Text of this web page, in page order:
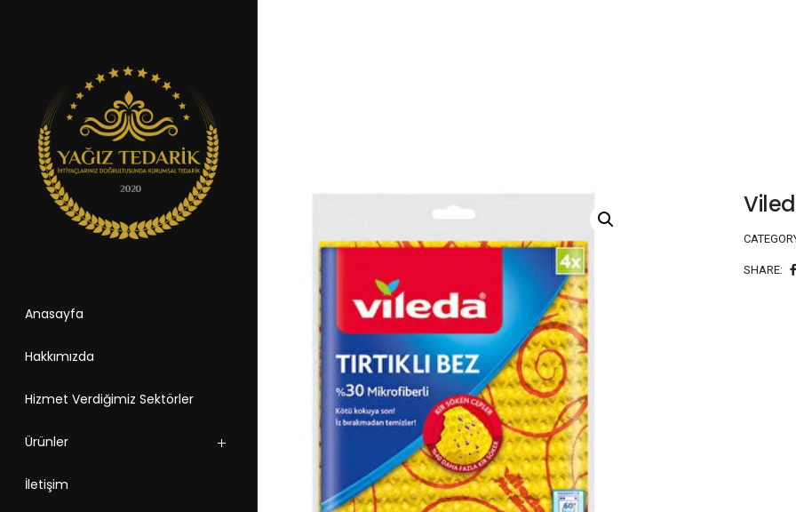
Anasayfa
Hakkımızda
Hizmet Verdiğimiz Sektörler
Ürünler
İletişim
SHARE: